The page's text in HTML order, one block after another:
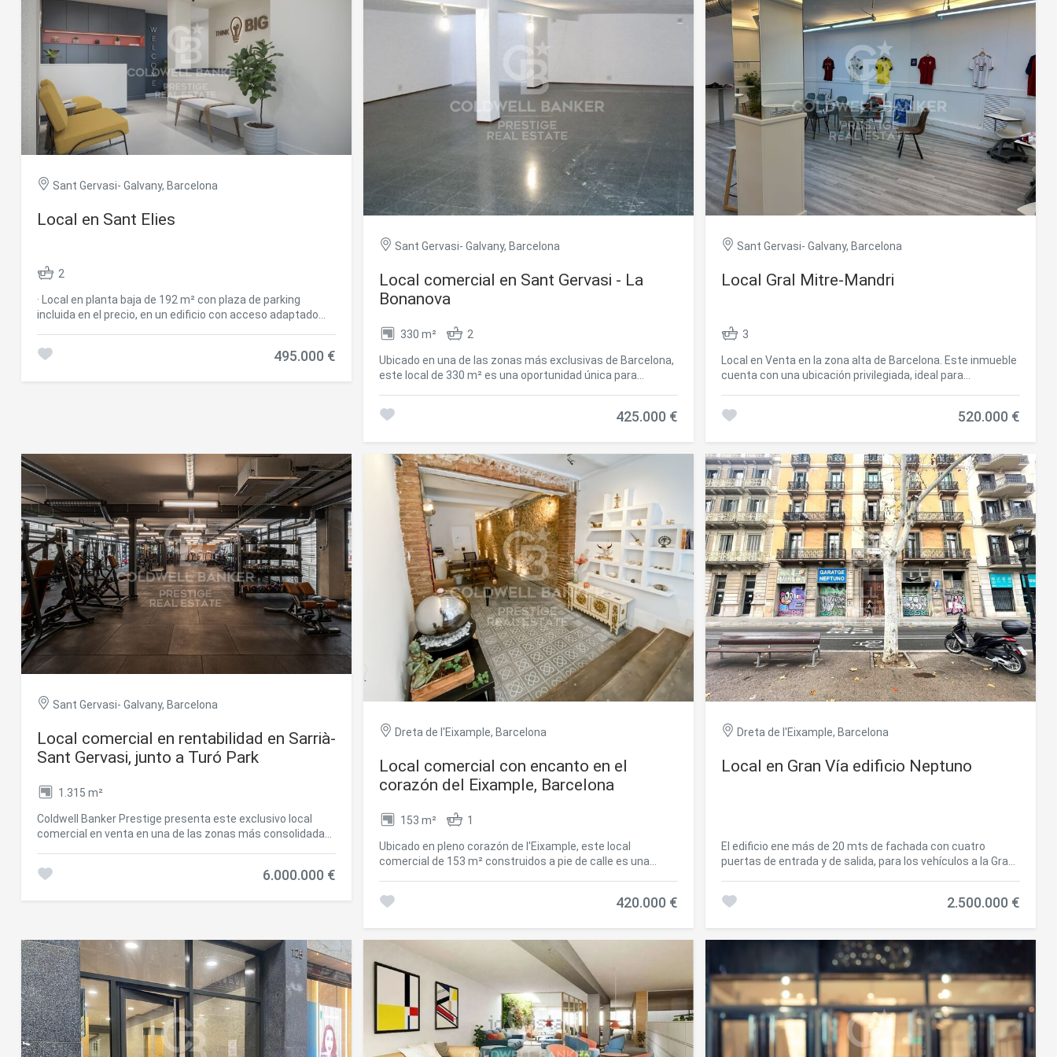
Sant Gervasi- Galvany, Barcelona
Local en Sant Elies
2
· Local en planta baja de 192 m² con plaza de parking
incluida en el precio, en un edificio con acceso adaptado
Dispone de un espacio diáfano, actualmente tiene 4
que se necesite. · Tiene acceso directo por la calle. · La
calle Sant Elies destaca por tener diversos centros de
salud (Mediatric y Corporal delante), IVO (Instituto
Veterinario Oftalmológico) al lado, muy cerca de la sede
Plató del Hospital Clínic y de los jardines de la Casa Sagnier.
· Ideal para escuelas de idiomas, autoescuelas o escuela
de danza, entre otros. #ref:CBC34
495.000 €
Sant Gervasi- Galvany, Barcelona
Local comercial en Sant Gervasi - La
Bonanova
330 m² 2
Ubicado en una de las zonas más exclusivas de Barcelona,
este local de 330 m² es una oportunidad única para
garantiza una gran visibilidad y accesibilidad.
200 m² en sotano ventilado y luminoso. Espacio diáfano y
luminoso, adaptable a diferentes usos comerciales.
Sótano con luz natural y ventilación, ideal para
almacenamiento o área de trabajo. Altura de 2,5 metros,
proporcionando amplitud y comodidad. Salida de humos y
salida de emergencia, cumpliendo con las normativas para
diversas actividades. Gran escaparate, ofreciendo máxima
visibilidad. Podría hacerse una plaza de parking grande, un
valor añadido en la zona. Gracias a su distribución,
características y ubicación privilegiada, este local es ideal
para comercios, estudios, showrooms o restauración. Para
más información o concertar una visita, no dude en
contactarnos. #ref:CBES2551
425.000 €
Sant Gervasi- Galvany, Barcelona
Local Gral Mitre-Mandri
3
Local en Venta en la zona alta de Barcelona. Este inmueble
cuenta con una ubicación privilegiada, ideal para
estancias. Además, cuenta con una puerta de doble hoja
requiera la visita de clientes. Por su ubicación y
características, este local se convierte en el centro de
operaciones ideal para tu negocio. Además, cuenta con
calefacción, aire acondicionado y sistemas de alarma para
garantizar el confort y la seguridad de tu negocio. También
dispone de un almacén y una cocina completamente
equipada. #ref:CBC41
520.000 €
Sant Gervasi- Galvany, Barcelona
Local comercial en rentabilidad en Sarrià-
Sant Gervasi, junto a Turó Park
1.315 m²
Coldwell Banker Prestige presenta este exclusivo local
comercial en venta en una de las zonas más consolidadas
inmobiliario singular de 1.315 m² de superficie total,
encuentra en excelente estado de conservación,
ofreciendo una imagen contemporánea, funcional y
perfectamente adaptada a una actividad premium.
Actualmente, el inmueble se encuentra alquilado a una
reconocida red internacional de clubes de fitness
orientada al segmento premium, lo que lo convierte en una
interesante oportunidad de inversión en Barcelona. El
contrato de alquiler tiene una duración de 20 años, con un
6.000.000 €
Dreta de l'Eixample, Barcelona
Local comercial con encanto en el
corazón del Eixample, Barcelona
153 m² 1
Ubicado en pleno corazón de l'Eixample, este local
comercial de 153 m² construidos a pie de calle es una
ubicación en calle Aribau, rodeado de comercios,
terapias alternativas, pero su distribución versátil permite
adaptarlo a diversas actividades. Amplia zona de recepción
al entrar. Dos espacios privados, perfectos para consultas
o tratamientos individuales. Una sala amplia con jacuzzi de
hidromasaje doble. Una gran sala con espejos, ideal para
clases grupales como yoga, pilates o entrenamiento
420.000 €
Dreta de l'Eixample, Barcelona
Local en Gran Vía edificio Neptuno
El edificio ene más de 20 mts de fachada con cuatro
puertas de entrada y de salida, para los vehículos a la Gran
calidad de construcción buena y consta de 6 plantas en
una escalera privava. Ideal para montar diferentes
negocios, cómo coworking, cómo empresas de bicicletas,
electrolineras, garajes, trasteros, supermercados,
gimnasios, almacenaje en general ya que dispone de
mucho espacio para albergar muchas plazas de
aparcamientos, así como para poderlo desnar a otra
acvidad. Ideal cómo publicidad pues pasan más de 20.000
2.500.000 €
Analíticas y personalización
Permiten realizar el seguimiento y análisis del comportamiento de los usuarios de este
sitio web. La información recogida mediante este tipo de cookies se utiliza en la
medición de la actividad de la web para la elaboración de perfiles de navegación de
los usuarios con el fin de introducir mejoras en función del análisis de los datos de uso
que hacen los usuarios del servicio. Permiten guardar la información de preferencia
del usuario para mejorar la calidad de nuestros servicios y para ofrecer una mejor
experiencia a través de productos recomendados.
Marketing y publicidad
Estas cookies son utilizadas para almacenar información sobre las preferencias y
elecciones personales del usuario a través de la observación continuada de sus
en el sitio web y mostrar publicidad relacionada con el perfil de navegación del